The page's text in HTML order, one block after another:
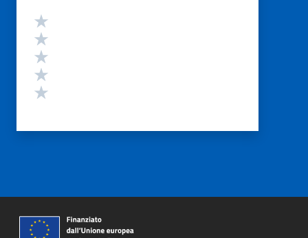
Valutazione